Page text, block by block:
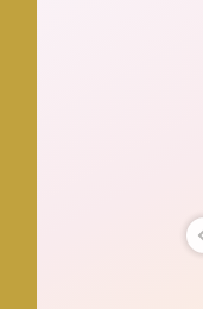
材と衣が織りなす
職人が...